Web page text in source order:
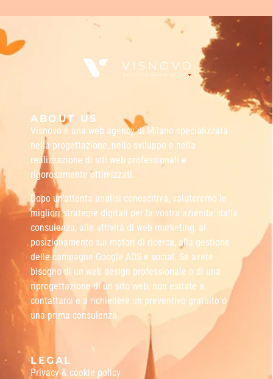
ABOUT US
Visnovo è una web agency di Milano specializzata
nella progettazione, nello sviluppo e nella
realizzazione di siti web professionali e
rigorosamente ottimizzati.
Dopo un’attenta analisi conoscitiva, valuteremo le
migliori strategie digitali per la vostra azienda: dalla
consulenza, alle attività di web marketing, al
posizionamento sui motori di ricerca, alla gestione
delle campagne Google ADS e social. Se avete
bisogno di un web design professionale o di una
riprogettazione di un sito web, non esitate a
contattarci e a richiedere un preventivo gratuito o
una prima consulenza.
LEGAL
Privacy & cookie policy